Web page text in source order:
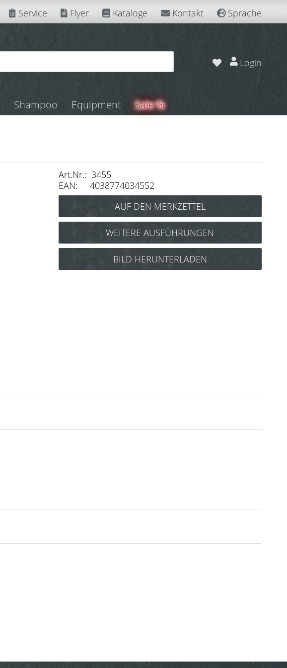
Service Flyer Kataloge Kontakt Sprache
Login
Shampoo Equipment Sale %
Art.Nr.: 3455
EAN: 4038774034552
WEITERE AUSFÜHRUNGEN
e-kwip Wristband-Arts Barber Größe
M Art.Nr.: 3454BILD HERUNTERLADEN